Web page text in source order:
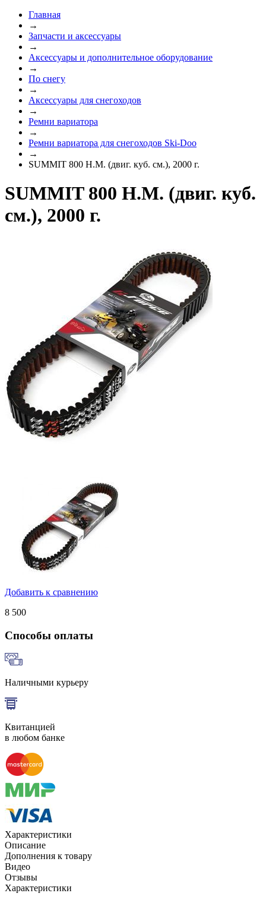
Главная
→
Запчасти и аксессуары
→
Аксессуары и дополнительное оборудование
→
По снегу
→
Аксессуары для снегоходов
→
Ремни вариатора
→
Ремни вариатора для снегоходов Ski-Doo
→
SUMMIT 800 H.M. (двиг. куб. см.), 2000 г.
SUMMIT 800 H.M. (двиг. куб.
см.), 2000 г.
Добавить к сравнению
8 500
Способы оплаты
Наличными курьеру
Квитанцией
в любом банке
Характеристики
Описание
Дополнения к товару
Видео
Отзывы
Характеристики